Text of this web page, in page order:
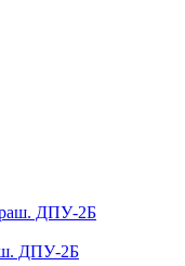
ДПУ-2Б